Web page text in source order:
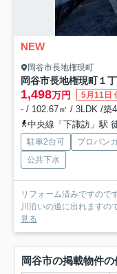
NEW
岡谷市長地権現町
岡谷市長地権現町１丁
1,498万円 5月11日
- / 102.67㎡ / 3LDK /築
中央線「下諏訪」駅
駐車2台可 プロパン
公共下水
リフォーム済みですので
川沿いの道に出れますの
見る
岡谷市の掲載物件